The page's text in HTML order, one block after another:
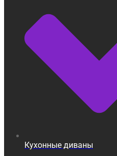
Кухонные диваны